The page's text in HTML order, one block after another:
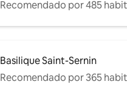
Recomendado por 485
Basilique Saint-Sernin
Recomendado por 365